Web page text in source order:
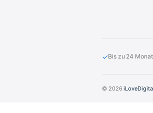
✓Bis zu 24
© 2026